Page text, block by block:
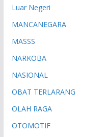
Luar Negeri
MANCANEGARA
MASSS
NARKOBA
NASIONAL
OBAT TERLARANG
OLAH RAGA
OTOMOTIF